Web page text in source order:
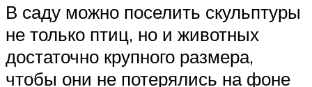
В саду можно поселить скульптуры
не только птиц, но и животных
достаточно крупного размера,
чтобы они не потерялись на фоне